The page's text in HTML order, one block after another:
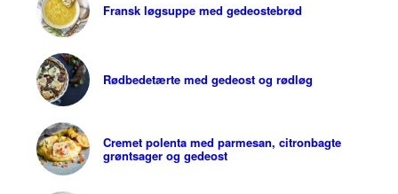
Fransk løgsuppe med gedeostebrød
Rødbedetærte med gedeost og rødløg
Cremet polenta med parmesan, citronbagte
grøntsager og gedeost